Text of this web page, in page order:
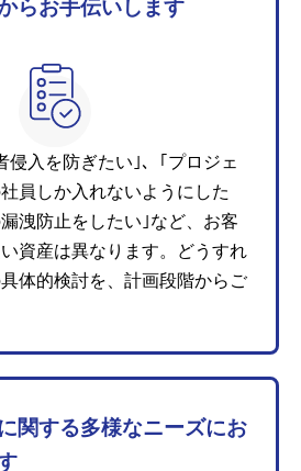
らお手伝いします
侵入を防ぎたい｣、｢プロジェ
員しか入れないようにした
洩防止をしたい｣など、お客
資産は異なります。どうすれ
体的検討を、計画段階からご
関する多様なニーズにお